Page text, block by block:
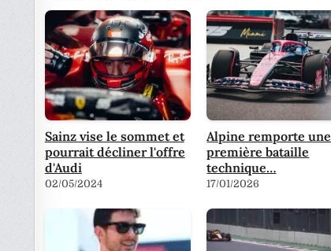
Sainz vise le sommet et
pourrait décliner l'offre
d'Audi
02/05/2024
Alpine remporte une
première bataille
technique…
17/01/2026